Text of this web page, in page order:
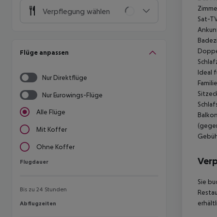
Verpflegung wählen
Flüge anpassen
Nur Direktflüge
Nur Eurowings-Flüge
Alle Flüge
Mit Koffer
Ohne Koffer
Flugdauer
Flugdauer
Bis zu 24 Stunden
Abflugzeiten
Abflugzeiten
Sat-
Ideal
Sie